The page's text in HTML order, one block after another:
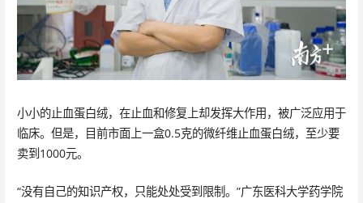
小小的止血蛋白绒，在止血和修复上却发挥大作用，被广泛应用于
临床。但是，目前市面上一盒0.5克的微纤维止血蛋白绒，至少要
卖到1000元。
“没有自己的知识产权，只能处处受到限制。”广东医科大学药学院